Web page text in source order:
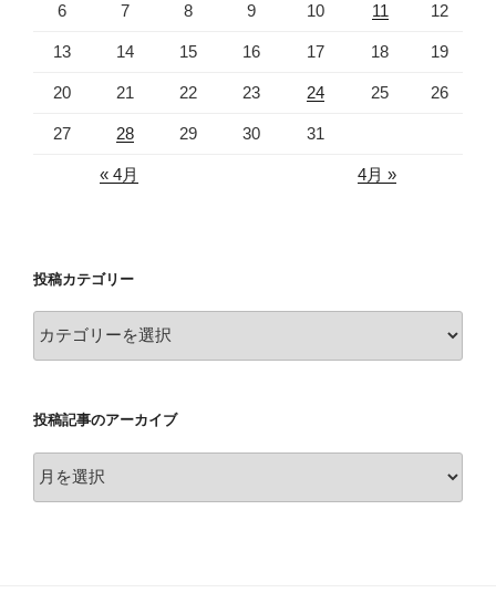
6 7 8 9 10 11 12
13 14 15 16 17 18 19
20 21 22 23 24 25 26
27 28 29 30 31
« 4月 4月 »
投稿カテゴリー
稿
ゴ
リ
ー
投稿記事のアーカイブ
稿